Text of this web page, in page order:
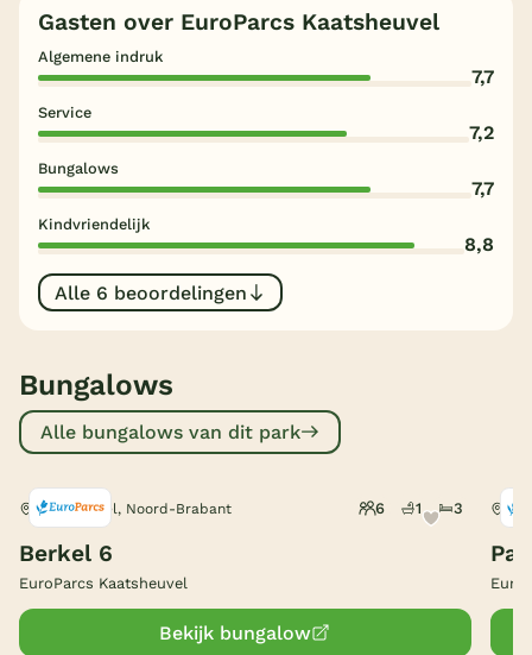
Duitsland
België
Blog
Onze e-boeken
Gasten over EuroParcs Kaatsheuvel
Algemene indruk
7,7
Service
7,2
Bungalows
7,7
Kindvriendelijk
8,8
Alle 6 beoordelingen
Bungalows
Alle bungalows van dit park
Kaatsheuvel, Noord-Brabant 6 1 3
Berkel 6
EuroParcs Kaatsheuvel
Bekijk bungalow